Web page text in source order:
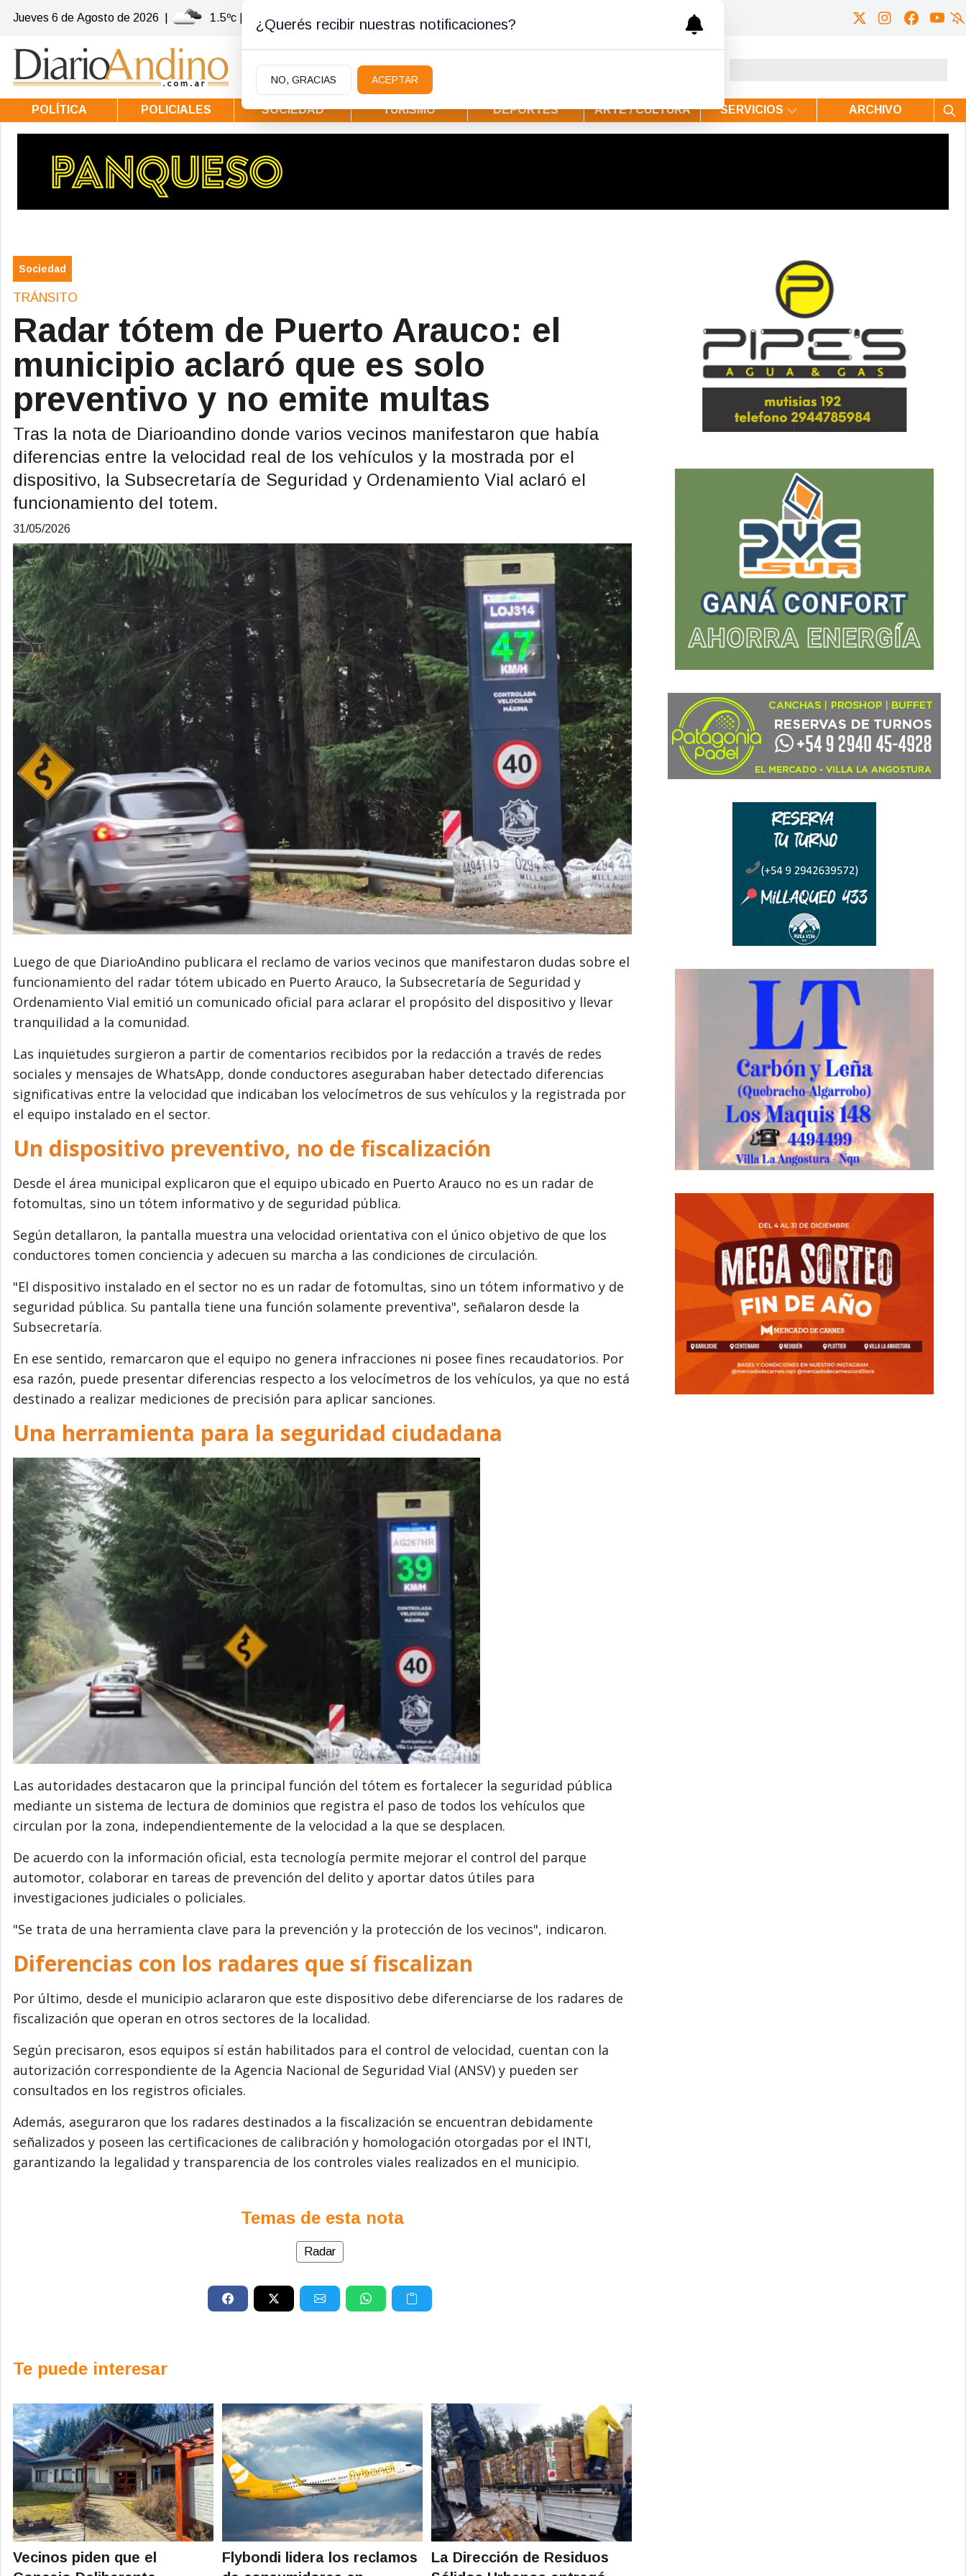
Jueves 6 de Agosto de 2026 1.5ºc | Villa la Angostura
POLÍTICA POLICIALES SOCIEDAD TURISMO DEPORTES ARTE / CULTURA SERVICIOS ARCHIVO
Sociedad
TRÁNSITO
Radar tótem de Puerto Arauco: el
municipio aclaró que es solo
preventivo y no emite multas
Tras la nota de Diarioandino donde varios vecinos manifestaron que había
diferencias entre la velocidad real de los vehículos y la mostrada por el
dispositivo, la Subsecretaría de Seguridad y Ordenamiento Vial aclaró el
funcionamiento del totem.
31/05/2026
Luego de que DiarioAndino publicara el reclamo de varios vecinos que manifestaron dudas sobre el
funcionamiento del radar tótem ubicado en Puerto Arauco, la Subsecretaría de Seguridad y
Ordenamiento Vial emitió un comunicado oficial para aclarar el propósito del dispositivo y llevar
tranquilidad a la comunidad.
Las inquietudes surgieron a partir de comentarios recibidos por la redacción a través de redes
sociales y mensajes de WhatsApp, donde conductores aseguraban haber detectado diferencias
significativas entre la velocidad que indicaban los velocímetros de sus vehículos y la registrada por
el equipo instalado en el sector.
Un dispositivo preventivo, no de fiscalización
Desde el área municipal explicaron que el equipo ubicado en Puerto Arauco no es un radar de
fotomultas, sino un tótem informativo y de seguridad pública.
Según detallaron, la pantalla muestra una velocidad orientativa con el único objetivo de que los
conductores tomen conciencia y adecuen su marcha a las condiciones de circulación.
"El dispositivo instalado en el sector no es un radar de fotomultas, sino un tótem informativo y de
seguridad pública. Su pantalla tiene una función solamente preventiva", señalaron desde la
Subsecretaría.
En ese sentido, remarcaron que el equipo no genera infracciones ni posee fines recaudatorios. Por
esa razón, puede presentar diferencias respecto a los velocímetros de los vehículos, ya que no está
destinado a realizar mediciones de precisión para aplicar sanciones.
Una herramienta para la seguridad ciudadana
Las autoridades destacaron que la principal función del tótem es fortalecer la seguridad pública
mediante un sistema de lectura de dominios que registra el paso de todos los vehículos que
circulan por la zona, independientemente de la velocidad a la que se desplacen.
De acuerdo con la información oficial, esta tecnología permite mejorar el control del parque
automotor, colaborar en tareas de prevención del delito y aportar datos útiles para
investigaciones judiciales o policiales.
"Se trata de una herramienta clave para la prevención y la protección de los vecinos", indicaron.
Diferencias con los radares que sí fiscalizan
Por último, desde el municipio aclararon que este dispositivo debe diferenciarse de los radares de
fiscalización que operan en otros sectores de la localidad.
Según precisaron, esos equipos sí están habilitados para el control de velocidad, cuentan con la
autorización correspondiente de la Agencia Nacional de Seguridad Vial (ANSV) y pueden ser
consultados en los registros oficiales.
Además, aseguraron que los radares destinados a la fiscalización se encuentran debidamente
señalizados y poseen las certificaciones de calibración y homologación otorgadas por el INTI,
garantizando la legalidad y transparencia de los controles viales realizados en el municipio.
Temas de esta nota
Radar
Te puede interesar
Vecinos piden que el
Flybondi lidera los reclamos
La Dirección de Residuos
¿Querés recibir nuestras notificaciones?
NO, GRACIAS ACEPTAR